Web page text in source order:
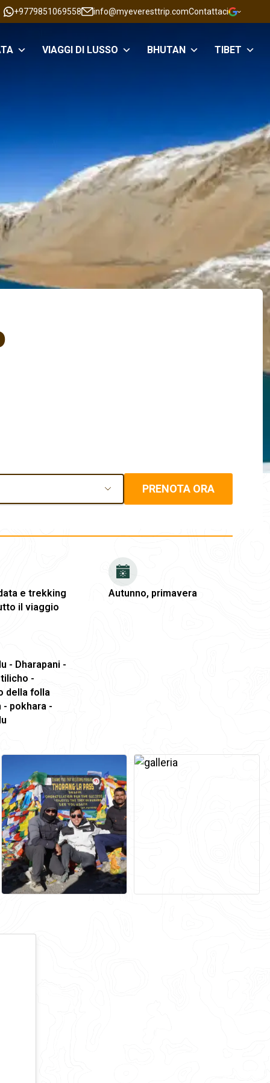
+9779851069558 info@myeveresttrip.comContattaci
VIAGGI DI LUSSO BHUTAN TIBET
PRENOTA ORA
e trekking
il viaggio
Autunno, primavera
- Dharapani -
-
della folla
pokhara -